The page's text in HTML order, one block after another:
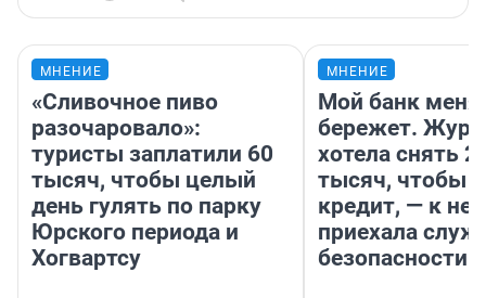
МНЕНИЕ
«Сливочное пиво
разочаровало»:
туристы заплатили 60
тысяч, чтобы целый
день гулять по парку
Юрского периода и
Хогвартсу
МНЕНИЕ
Мой банк меня
бережет.
хотела снять
тысяч, чтобы
кредит, — к
приехала
безопасности